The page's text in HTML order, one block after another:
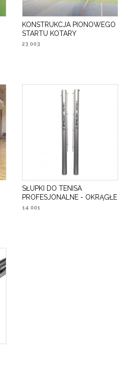
KONSTRUKCJA PIONOWEGO
STARTU KOTARY
23 003
SŁUPKI DO TENISA
PROFESJONALNE - OKRĄGŁE
14 001